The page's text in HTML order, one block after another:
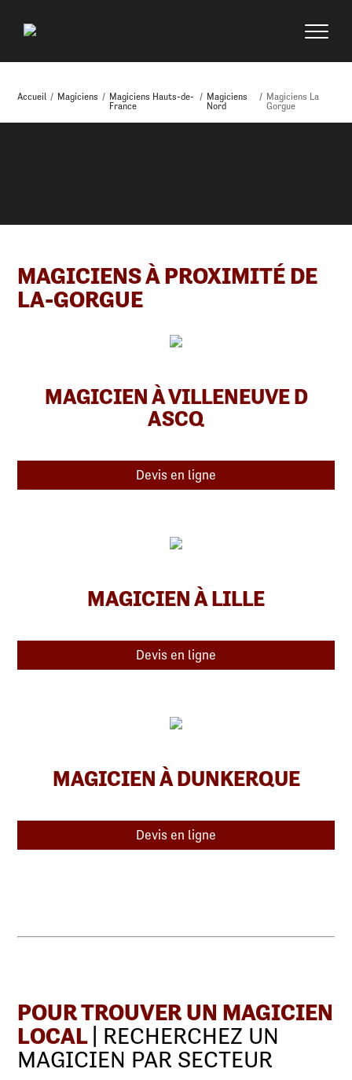
Accueil / Magiciens / Magiciens Hauts-de-
France
/ Magiciens
Nord
/ Magiciens La
Gorgue
MAGICIENS À PROXIMITÉ DE
LA-GORGUE
MAGICIEN À VILLENEUVE D
ASCQ
Devis en ligne
MAGICIEN À LILLE
Devis en ligne
MAGICIEN À DUNKERQUE
Devis en ligne
POUR TROUVER UN MAGICIEN
LOCAL | RECHERCHEZ UN
MAGICIEN PAR SECTEUR